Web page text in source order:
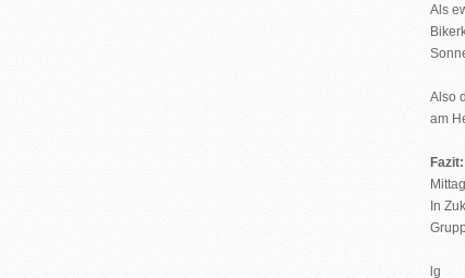
Als
Also
am
Fazit:
In
lg